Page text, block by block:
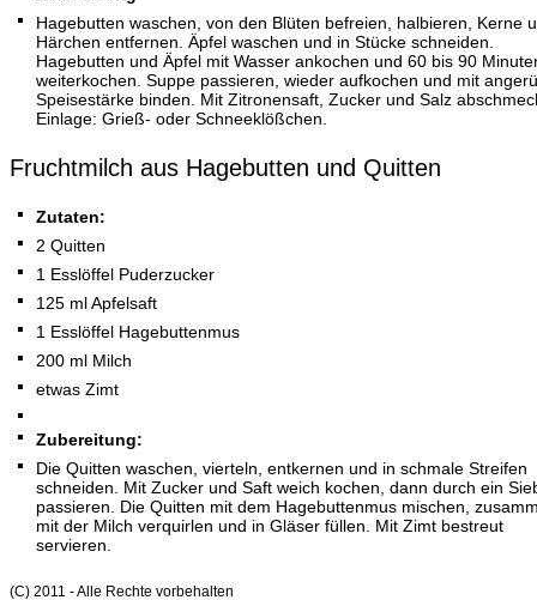
Hagebutten waschen, von den Blüten befreien, halbieren, Kerne
Härchen entfernen. Äpfel waschen und in Stücke schneiden.
Hagebutten und Äpfel mit Wasser ankochen und 60 bis 90
weiterkochen. Suppe passieren, wieder aufkochen und mit
Speisestärke binden. Mit Zitronensaft, Zucker und Salz
Einlage: Grieß- oder Schneeklößchen.
Fruchtmilch aus Hagebutten und Quitten
Zutaten:
2 Quitten
1 Esslöffel Puderzucker
125 ml Apfelsaft
1 Esslöffel Hagebuttenmus
200 ml Milch
etwas Zimt
Zubereitung:
Die Quitten waschen, vierteln, entkernen und in schmale Streifen
schneiden. Mit Zucker und Saft weich kochen, dann durch ein
passieren. Die Quitten mit dem Hagebuttenmus mischen,
mit der Milch verquirlen und in Gläser füllen. Mit Zimt bestreut
servieren.
(C) 2011 - Alle Rechte vorbehalten